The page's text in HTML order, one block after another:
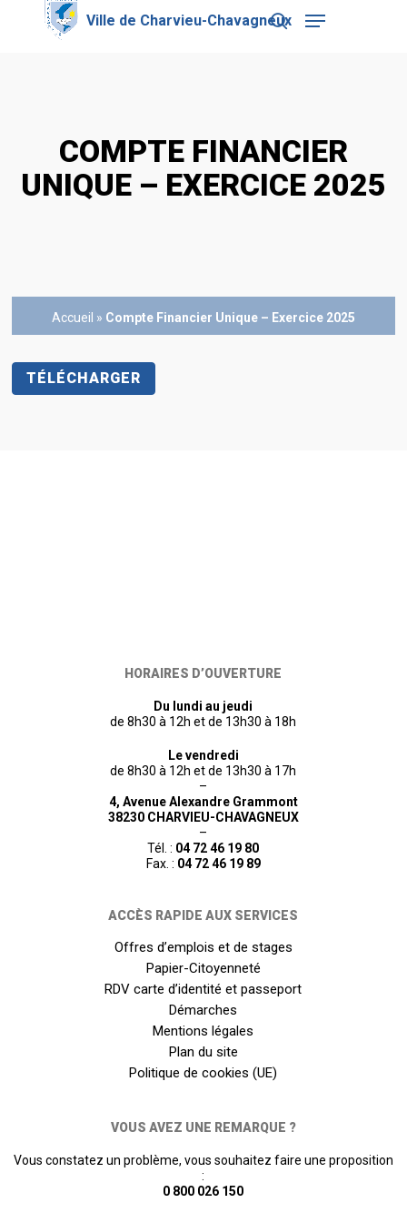
search
Menu
COMPTE FINANCIER
UNIQUE – EXERCICE 2025
Accueil » Compte Financier Unique – Exercice 2025
TÉLÉCHARGER
HORAIRES D’OUVERTURE
Du lundi au jeudi
de 8h30 à 12h et de 13h30 à 18h
Le vendredi
de 8h30 à 12h et de 13h30 à 17h
–
4, Avenue Alexandre Grammont
38230 CHARVIEU-CHAVAGNEUX
–
Tél. : 04 72 46 19 80
Fax. : 04 72 46 19 89
ACCÈS RAPIDE AUX SERVICES
Offres d’emplois et de stages
Papier-Citoyenneté
RDV carte d’identité et passeport
Démarches
Mentions légales
Plan du site
Politique de cookies (UE)
VOUS AVEZ UNE REMARQUE ?
Vous constatez un problème, vous souhaitez faire une proposition
:
0 800 026 150